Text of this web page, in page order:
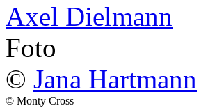
Axel Dielmann
Foto
© Jana Hartmann
© Monty Cross